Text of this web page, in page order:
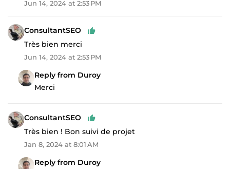
Jun 14, 2024 at 2:53 PM
ConsultantSEO
Très bien merci
Jun 14, 2024 at 2:53 PM
Reply from Duroy
Merci
ConsultantSEO
Très bien ! Bon suivi de projet
Jan 8, 2024 at 8:01 AM
Reply from Duroy